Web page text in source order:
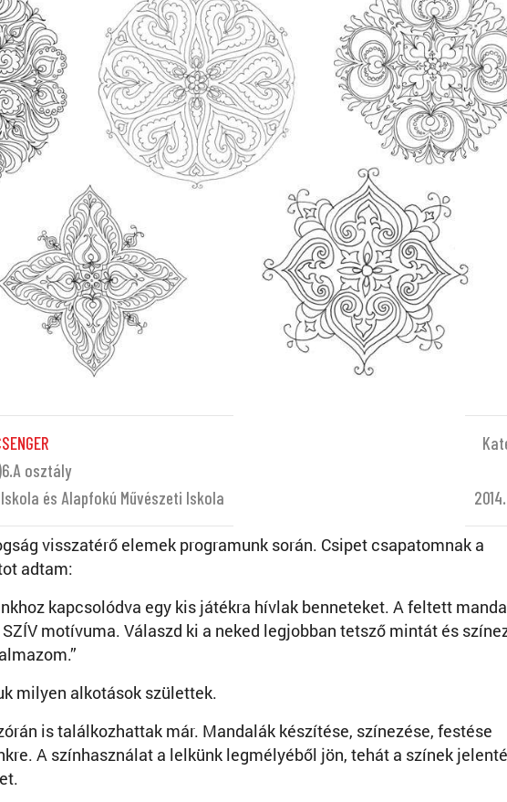
osztály
és Alapfokú Művészeti Iskola
visszatérő elemek programunk során. Csipet csapatomnak a
adtam:
kapcsolódva egy kis játékra hívlak benneteket. A feltett
motívuma. Válaszd ki a neked legjobban tetsző mintát és
milyen alkotások születtek.
is találkozhattak már. Mandalák készítése, színezése, festése
A színhasználat a lelkünk legmélyéből jön, tehát a színek